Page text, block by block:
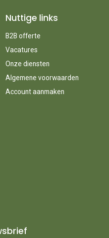
Nuttige links
B2B offerte
Vacatures
Onze diensten
Algemene voorwaarden
Account aanmaken